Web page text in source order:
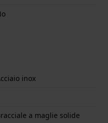
inox
a maglie solide